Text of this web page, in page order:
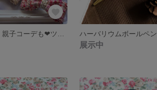
ハーバリウムボールペン
展示中